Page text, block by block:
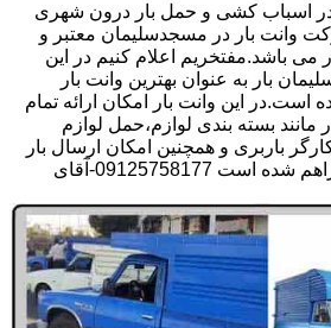
اسباب کشی و حمل بار درون شهری
وانت بار در مسجدسلیمان معتبر و
می باشد.مفتخریم اعلام کنیم در این
بار به عنوان بهترین وانت بار
این وانت بار امکان ارائه تمام
بسته بندی لوازم،حمل لوازم
باربری و همچنین امکان ارسال بار
به شهرستان با با وانت فراهم شده است 09125758177-آقای